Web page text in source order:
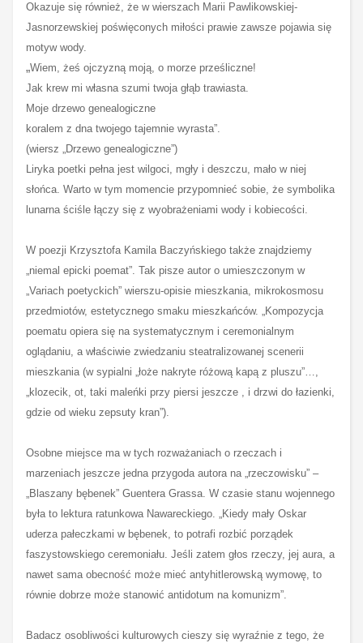
Okazuje się również, że w wierszach Marii Pawlikowskiej-
Jasnorzewskiej poświęconych miłości prawie zawsze pojawia się
motyw wody.
„Wiem, żeś ojczyzną moją, o morze prześliczne!
Jak krew mi własna szumi twoja głąb trawiasta.
Moje drzewo genealogiczne
koralem z dna twojego tajemnie wyrasta”.
(wiersz „Drzewo genealogiczne”)
Liryka poetki pełna jest wilgoci, mgły i deszczu, mało w niej
słońca. Warto w tym momencie przypomnieć sobie, że symbolika
lunarna ściśle łączy się z wyobrażeniami wody i kobiecości.
W poezji Krzysztofa Kamila Baczyńskiego także znajdziemy
„niemal epicki poemat”. Tak pisze autor o umieszczonym w
„Variach poetyckich” wierszu-opisie mieszkania, mikrokosmosu
przedmiotów, estetycznego smaku mieszkańców. „Kompozycja
poematu opiera się na systematycznym i ceremonialnym
oglądaniu, a właściwie zwiedzaniu steatralizowanej scenerii
mieszkania (w sypialni „łoże nakryte różową kapą z pluszu”…,
„klozecik, ot, taki maleńki przy piersi jeszcze , i drzwi do łazienki,
gdzie od wieku zepsuty kran”).
Osobne miejsce ma w tych rozważaniach o rzeczach i
marzeniach jeszcze jedna przygoda autora na „rzeczowisku” –
„Blaszany bębenek” Guentera Grassa. W czasie stanu wojennego
była to lektura ratunkowa Nawareckiego. „Kiedy mały Oskar
uderza pałeczkami w bębenek, to potrafi rozbić porządek
faszystowskiego ceremoniału. Jeśli zatem głos rzeczy, jej aura, a
nawet sama obecność może mieć antyhitlerowską wymowę, to
równie dobrze może stanowić antidotum na komunizm”.
Badacz osobliwości kulturowych cieszy się wyraźnie z tego, że